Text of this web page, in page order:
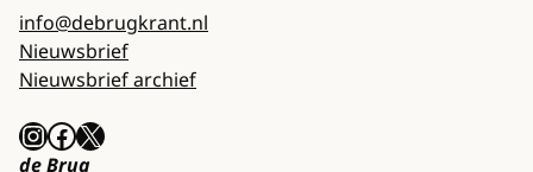
info@debrugkrant.nl
Nieuwsbrief
Nieuwsbrief archief
InstagramFacebook X
de Brug